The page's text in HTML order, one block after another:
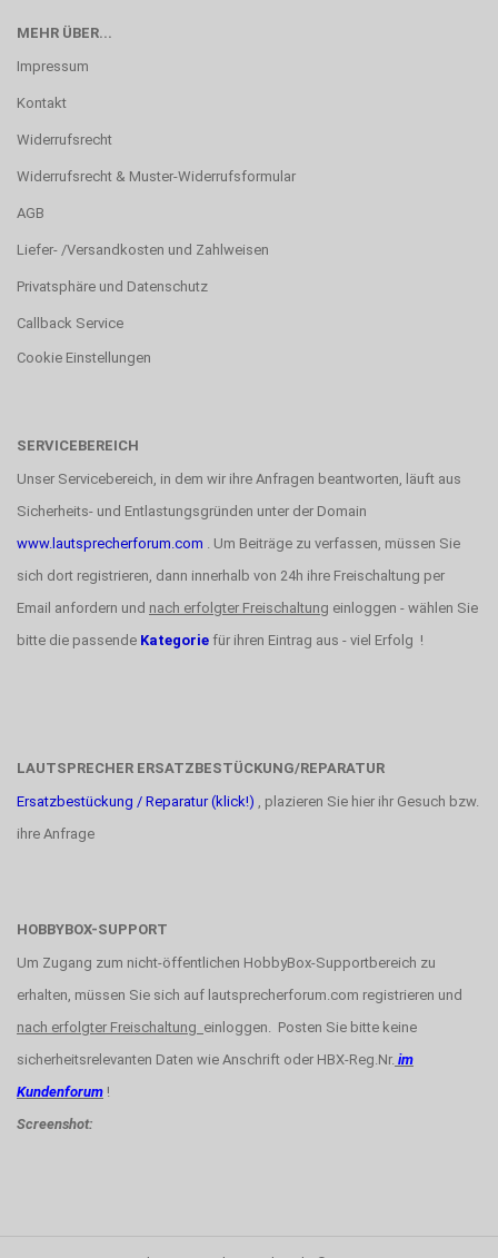
MEHR ÜBER...
Impressum
Kontakt
Widerrufsrecht
Widerrufsrecht & Muster-Widerrufsformular
AGB
Liefer- /Versandkosten und Zahlweisen
Privatsphäre und Datenschutz
Callback Service
Cookie Einstellungen
SERVICEBEREICH
Unser Servicebereich, in dem wir ihre Anfragen beantworten, läuft aus
Sicherheits- und Entlastungsgründen unter der Domain
www.lautsprecherforum.com . Um Beiträge zu verfassen, müssen Sie
sich dort registrieren, dann innerhalb von 24h ihre Freischaltung per
Email anfordern und nach erfolgter Freischaltung einloggen - wählen Sie
bitte die passende Kategorie für ihren Eintrag aus - viel Erfolg !
LAUTSPRECHER ERSATZBESTÜCKUNG/REPARATUR
Ersatzbestückung / Reparatur (klick!) , plazieren Sie hier ihr Gesuch bzw.
ihre Anfrage
HOBBYBOX-SUPPORT
Um Zugang zum nicht-öffentlichen HobbyBox-Supportbereich zu
erhalten, müssen Sie sich auf lautsprecherforum.com registrieren und
nach erfolgter Freischaltung einloggen. Posten Sie bitte keine
sicherheitsrelevanten Daten wie Anschrift oder HBX-Reg.Nr. im
Kundenforum !
Screenshot: